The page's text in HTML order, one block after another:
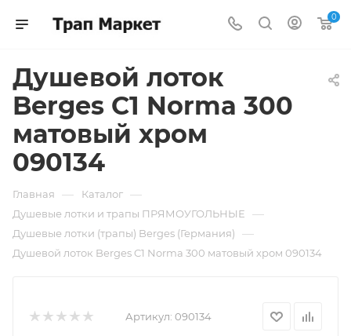
0
Душевой лоток
Berges C1 Norma 300
матовый хром
090134
Главная — Каталог —
Душевые лотки и трапы ПРЯМОУГОЛЬНЫЕ —
Душевые лотки (трапы) Berges (Германия) —
Душевой лоток Berges C1 Norma 300 матовый хром 090134
Артикул: 090134